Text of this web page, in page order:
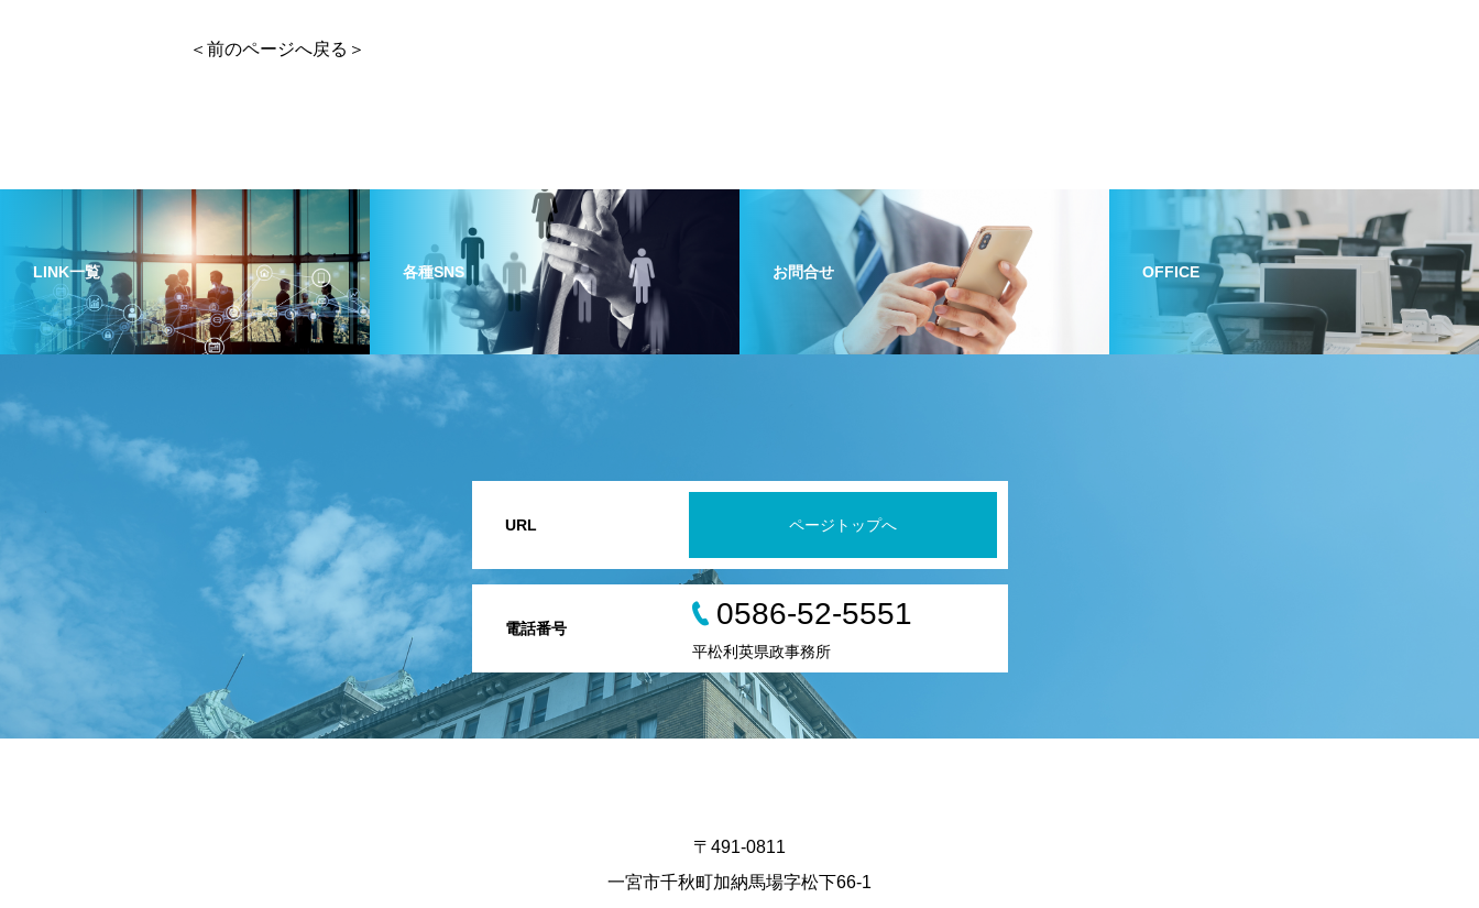
＜前のページへ戻る＞
LINK一覧 各種SNS お問合せ OFFICE
URL ページトップへ
電話番号 0586-52-5551
平松利英県政事務所
〒491-0811
一宮市千秋町加納馬場字松下66-1